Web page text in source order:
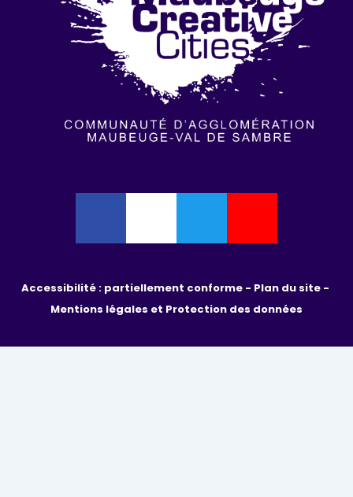
Accessibilité : partiellement conforme -
Mentions légales et Protection des données